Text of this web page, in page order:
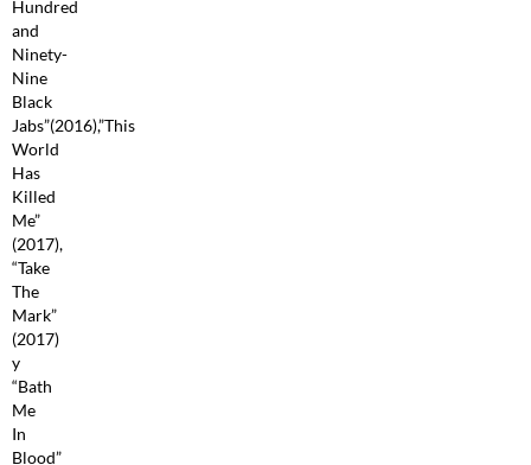
Hundred
and
Ninety-
Nine
Black
Jabs”(2016),”This
World
Has
Killed
Me”
(2017),
“Take
The
Mark”
(2017)
y
“Bath
Me
In
Blood”